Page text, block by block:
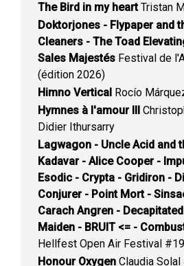
The Bird in my heartTristan
Doktorjones - Flypaper and
Cleaners - The Toad
Sales Majestés Festival de
(édition 2026)
Himno Vertical Rocío
Hymnes à l'amour III
Didier Ithursarry
Lagwagon - Uncle Acid and
Kadavar - Alice Cooper -
Esodic - Crypta - Gridiron -
Conjurer - Point Mort -
Carach Angren -
Maiden - BRUIT <= -
Hellfest Open Air Festival
Honour Oxygen Claudia